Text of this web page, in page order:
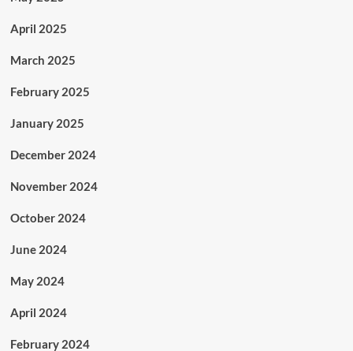
April 2025
March 2025
February 2025
January 2025
December 2024
November 2024
October 2024
June 2024
May 2024
April 2024
February 2024